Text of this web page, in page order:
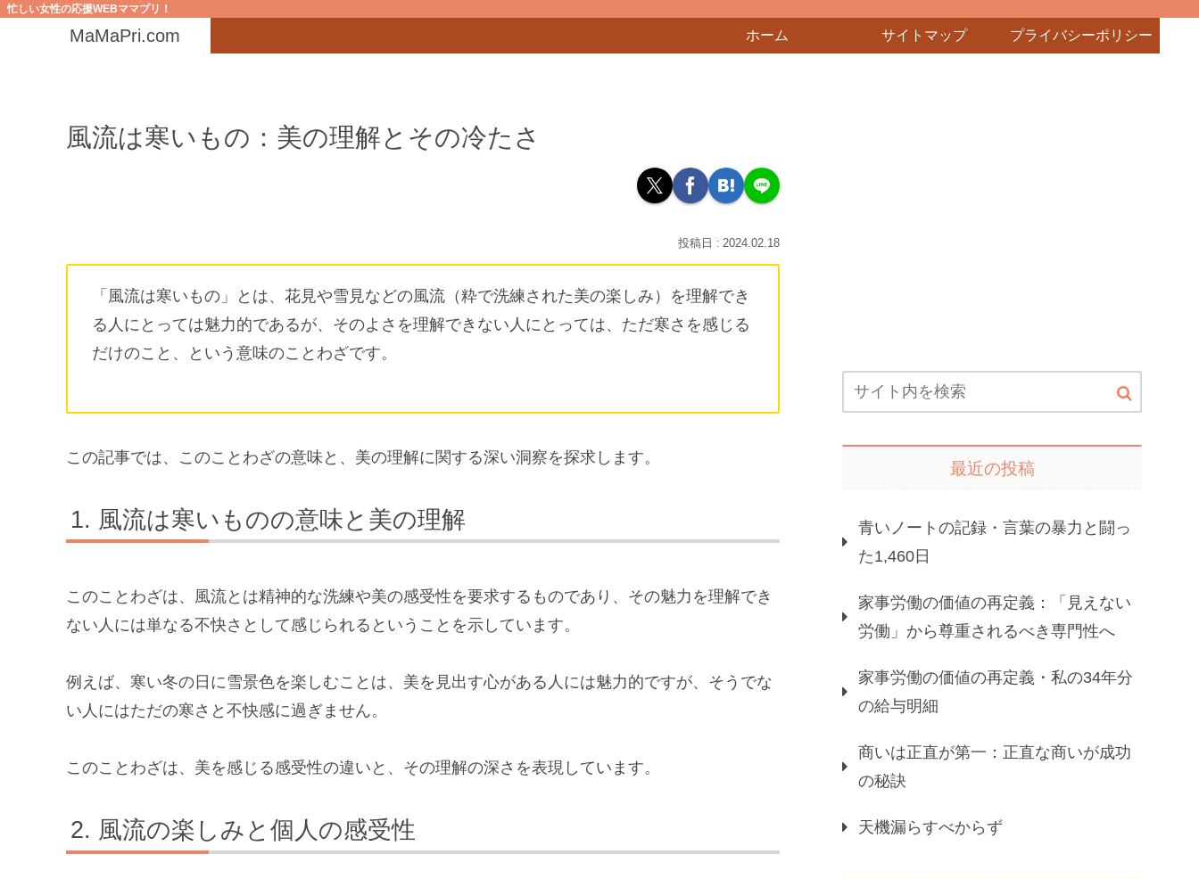
忙しい女性の応援WEBママプリ！
MaMaPri.com ホーム サイトマップ プライバシーポリシー
風流は寒いもの：美の理解とその冷たさ
2024.02.18
「風流は寒いもの」とは、花見や雪見などの風流（粋で洗練された美の楽しみ）を理解でき
る人にとっては魅力的であるが、そのよさを理解できない人にとっては、ただ寒さを感じる
だけのこと、という意味のことわざです。
この記事では、このことわざの意味と、美の理解に関する深い洞察を探求します。
風流は寒いものの意味と美の理解
このことわざは、風流とは精神的な洗練や美の感受性を要求するものであり、その魅力を理解でき
ない人には単なる不快さとして感じられるということを示しています。
例えば、寒い冬の日に雪景色を楽しむことは、美を見出す心がある人には魅力的ですが、そうでな
い人にはただの寒さと不快感に過ぎません。
このことわざは、美を感じる感受性の違いと、その理解の深さを表現しています。
風流の楽しみと個人の感受性
最近の投稿
青いノートの記録・言葉の暴力と闘っ
た1,460日
家事労働の価値の再定義：「見えない
労働」から尊重されるべき専門性へ
家事労働の価値の再定義・私の34年分
の給与明細
商いは正直が第一：正直な商いが成功
の秘訣
天機漏らすべからず